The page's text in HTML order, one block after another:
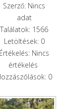
Szerző: Nincs
adat
Találatok: 1566
Letöltések: 0
Értékelés: Nincs
értékelés
0